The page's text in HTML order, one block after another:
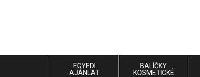
EGYEDI
AJÁNLAT
BALÍČKY
KOSMETICKÉ